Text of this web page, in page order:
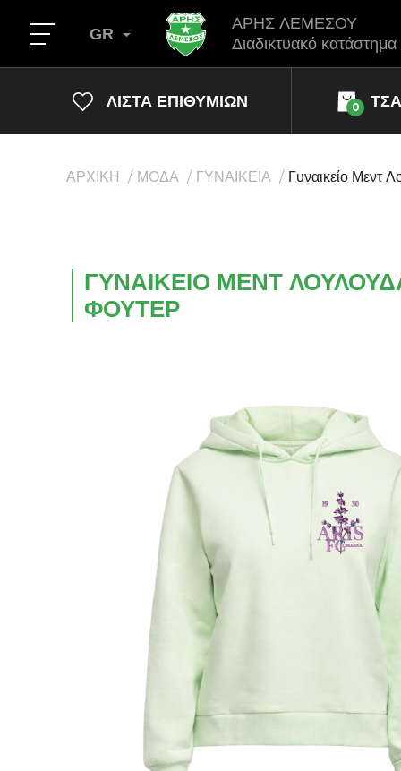
ΑΡΗΣ ΛΕΜΕΣΟΥ
Διαδικτυακό κατάστημα
GR
ΛΊΣΤΑ ΕΠΙΘΥΜΙΏΝ 0
ΑΡΧΙΚΗ ΜΟΔΑ ΓΥΝΑΙΚΕΙΑ Γυναικείο Μεντ
ΓΥΝΑΙΚΕΊΟ ΜΕΝΤ
ΦΟΎΤΕΡ